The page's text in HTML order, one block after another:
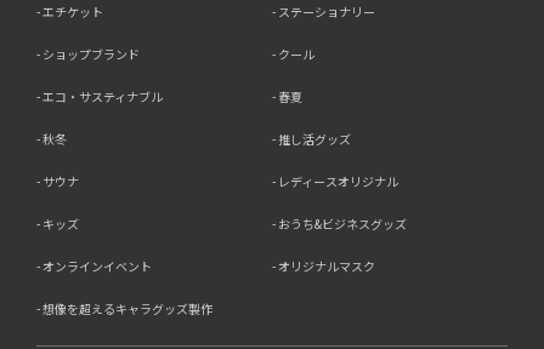
エチケット ステーショナリー
ショップブランド クール
エコ・サスティナブル 春夏
秋冬 推し活グッズ
サウナ レディースオリジナル
キッズ おうち&ビジネスグッズ
オンラインイベント オリジナルマスク
想像を超えるキャラグッズ製作